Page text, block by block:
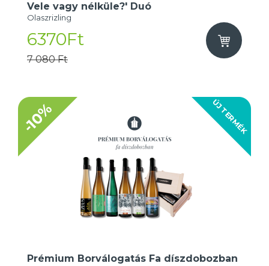
Vele vagy nélküle?' Duó
Olaszrizling
6370Ft
7 080 Ft
ÚJ TERMÉK
-10%
Prémium Borválogatás Fa díszdobozban